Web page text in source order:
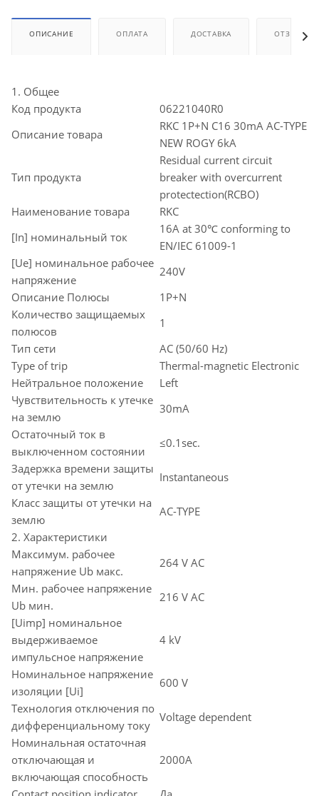
ОПИСАНИЕ ОПЛАТА ДОСТАВКА ОТЗЫВЫ
1. Общее
Код продукта
06221040R0
Описание товара
RKC 1P+N C16 30mA AC-TYPE
NEW ROGY 6kA
Тип продукта
Residual current circuit
breaker with overcurrent
protectection(RCBO)
Наименование товара
RKC
[In] номинальный ток
16A at 30℃ conforming to
EN/IEC 61009-1
[Ue] номинальное рабочее
напряжение
240V
Описание Полюсы
1P+N
Количество защищаемых
полюсов
1
Тип сети
AC (50/60 Hz)
Type of trip
Thermal-magnetic Electronic
Нейтральное положение
Left
Чувствительность к утечке
на землю
30mA
Остаточный ток в
выключенном состоянии
≤0.1sec.
Задержка времени защиты
от утечки на землю
Instantaneous
Класс защиты от утечки на
землю
AC-TYPE
2. Характеристики
Максимум. рабочее
напряжение Ub макс.
264 V AC
Мин. рабочее напряжение
Ub мин.
216 V AC
[Uimp] номинальное
выдерживаемое
импульсное напряжение
4 kV
Номинальное напряжение
изоляции [Ui]
600 V
Технология отключения по
дифференциальному току
Voltage dependent
Номинальная остаточная
отключающая и
включающая способность
2000A